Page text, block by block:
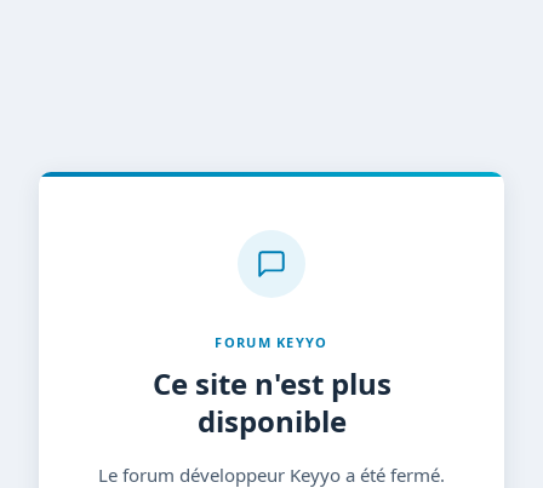
FORUM KEYYO
Ce site n'est plus
disponible
Le forum développeur Keyyo a été fermé.